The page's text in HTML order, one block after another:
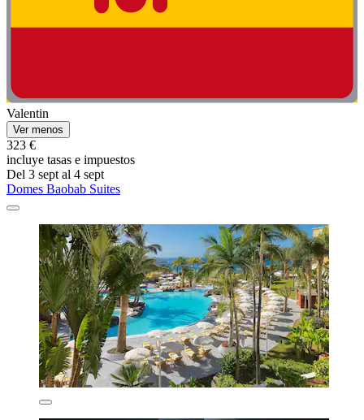
Valentin
Ver menos
323 €
incluye tasas e impuestos
Del 3 sept al 4 sept
Domes Baobab Suites